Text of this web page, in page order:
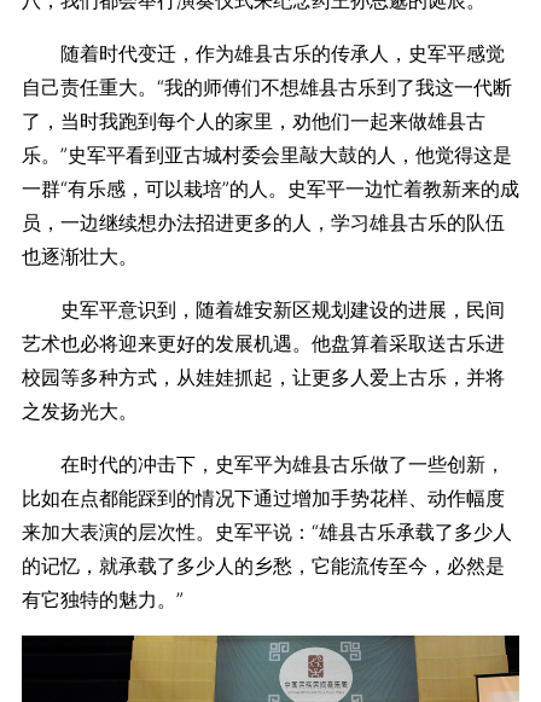
随着时代变迁，作为雄县古乐的传承人，史军平感觉
自己责任重大。“我的师傅们不想雄县古乐到了我这一代断
了，当时我跑到每个人的家里，劝他们一起来做雄县古
乐。”史军平看到亚古城村委会里敲大鼓的人，他觉得这是
一群“有乐感，可以栽培”的人。史军平一边忙着教新来的成
员，一边继续想办法招进更多的人，学习雄县古乐的队伍
也逐渐壮大。
史军平意识到，随着雄安新区规划建设的进展，民间
艺术也必将迎来更好的发展机遇。他盘算着采取送古乐进
校园等多种方式，从娃娃抓起，让更多人爱上古乐，并将
之发扬光大。
在时代的冲击下，史军平为雄县古乐做了一些创新，
比如在点都能踩到的情况下通过增加手势花样、动作幅度
来加大表演的层次性。史军平说：“雄县古乐承载了多少人
的记忆，就承载了多少人的乡愁，它能流传至今，必然是
有它独特的魅力。”